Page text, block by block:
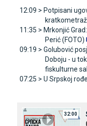
12:09 > Potpisani
11:35 > Mrkonjić
Perić (FOTO)
09:19 > Golubović
Doboju - u
fiskulturne
07:25 > U Srpskoj
32:00